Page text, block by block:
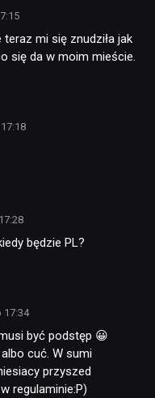
teraz mi się znudziła jak
się da w moim mieście.
będzie PL?
17:34
być podstęp 😀
cuć. W sumi
przyszed
regulaminie:P)